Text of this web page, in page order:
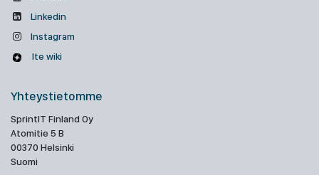
Linkedin
Instagram
Ite wiki
Yhteystietomme
SprintIT Finland Oy
Atomitie 5 B
00370 Helsinki
Suomi